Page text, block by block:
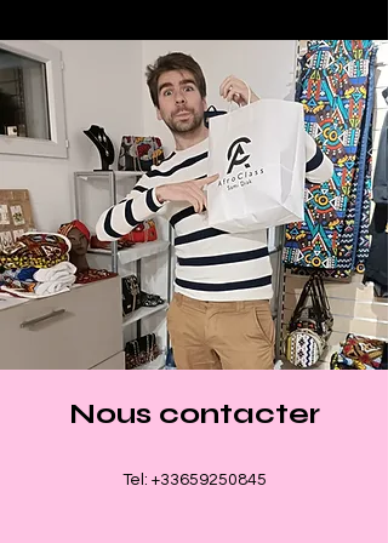
Nous contacter
Tel: +33659250845